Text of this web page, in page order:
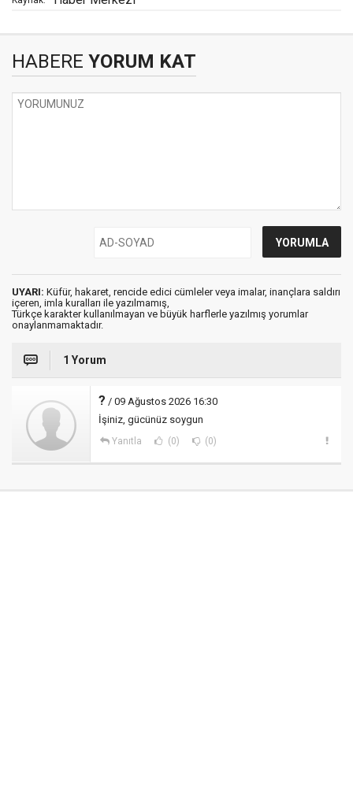
HABERE YORUM KAT
UYARI: Küfür, hakaret, rencide edici cümleler veya imalar, inançlara saldırı
içeren, imla kuralları ile yazılmamış,
Türkçe karakter kullanılmayan ve büyük harflerle yazılmış yorumlar
onaylanmamaktadır.
1 Yorum
? / 09 Ağustos 2026 16:30
İşiniz, gücünüz soygun
Yanıtla (0) (0)